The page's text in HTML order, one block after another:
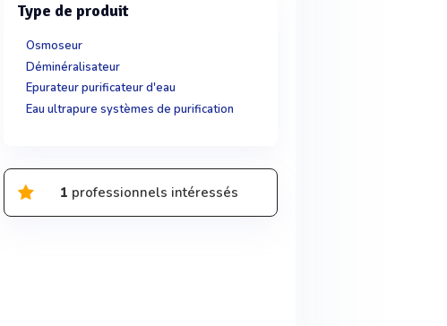
Type de produit
Osmoseur
Déminéralisateur
Epurateur purificateur d'eau
Eau ultrapure systèmes de purification
1 professionnels intéressés